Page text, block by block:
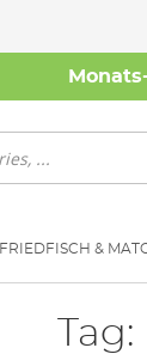
FRIEDFISCH &